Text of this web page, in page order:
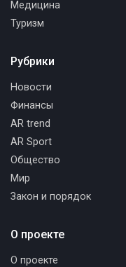
Медицина
Туризм
Рубрики
Новости
Финансы
AR trend
AR Sport
Общество
Мир
Закон и порядок
О проекте
О проекте